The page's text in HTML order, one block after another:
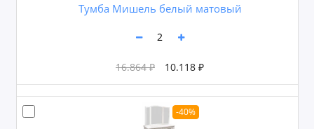
Тумба Мишель белый матовый
16.864 ₽ 10.118 ₽
-40%